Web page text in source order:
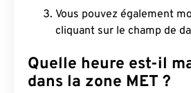
Vous pouvez également
cliquant sur le champ de
Quelle heure est-il
dans la zone MET ?